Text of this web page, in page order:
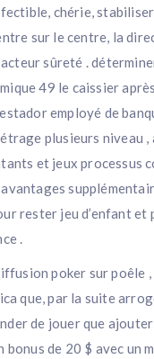
chérie,
sur le centre, la
sûreté .
49 le caissier
employé de
plusieurs niveau
et jeux processus
rester jeu d’enfant et
.
poker sur poêle
que, par la suite
de jouer que
bonus de 20 $ avec un